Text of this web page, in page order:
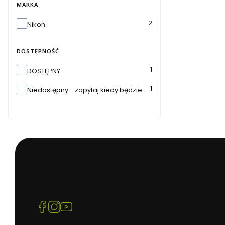
MARKA
Marka
Nikon 2
DOSTĘPNOŚĆ
Dostępność
DOSTĘPNY 1
Niedostępny - zapytaj kiedy będzie 1
(Otwiera
(Otwiera
(Otwiera